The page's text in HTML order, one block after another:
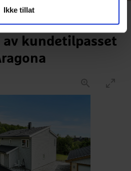
Ikke tillat
av kundetilpasset